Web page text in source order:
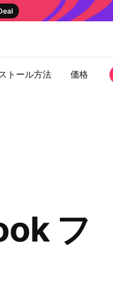
トール方法 価格
フ